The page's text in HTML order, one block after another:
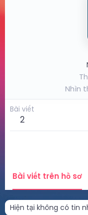
Nhìn
Bài viết
2
Bài viết trên hồ sơ
Hiện tại không có tin